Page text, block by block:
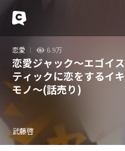
恋愛 6.9万
恋愛ジャック～エゴイス
ティックに恋をするイキ
モノ～(話売り)
武藤啓